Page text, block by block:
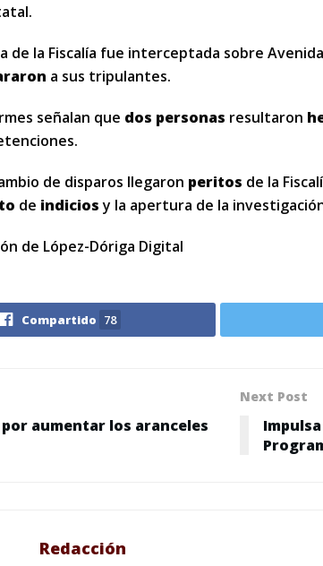
de la Fiscalía fue interceptada sobre
a sus tripulantes.
señalan que dos personas resultaron
de disparos llegaron peritos de la
de indiciosy la apertura de la
de López-Dóriga Digital
Compartido 78
aumentar los aranceles
Next Post
Redacción